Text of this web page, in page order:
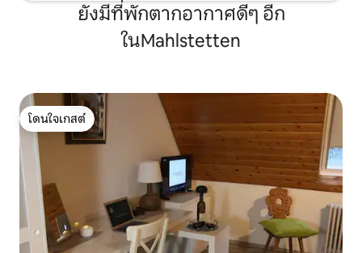
ยังมีที่พักตากอากาศดีๆ อีก
ในMahlstetten
โดนใจเกสต์
โดนใจเกสต์